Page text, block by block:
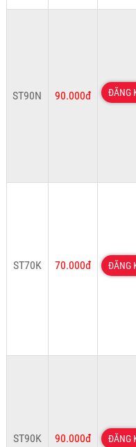
ST90N 90.000đ ĐĂNG
ST70K 70.000đ ĐĂNG
ST90K 90.000đ ĐĂNG